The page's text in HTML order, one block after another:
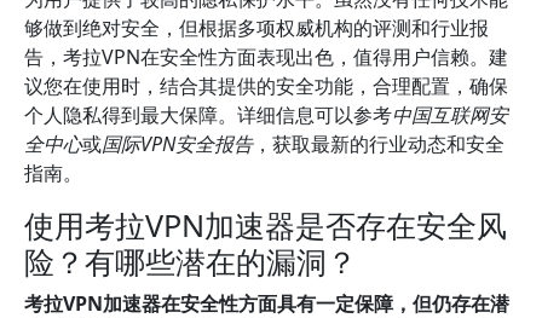
够做到绝对安全，但根据多项权威机构的评测和行业报
告，考拉VPN在安全性方面表现出色，值得用户信赖。建
议您在使用时，结合其提供的安全功能，合理配置，确保
个人隐私得到最大保障。详细信息可以参考中国互联网安
全中心或国际VPN安全报告，获取最新的行业动态和安全
指南。
使用考拉VPN加速器是否存在安全风
险？有哪些潜在的漏洞？
考拉VPN加速器在安全性方面具有一定保障，但仍存在潜